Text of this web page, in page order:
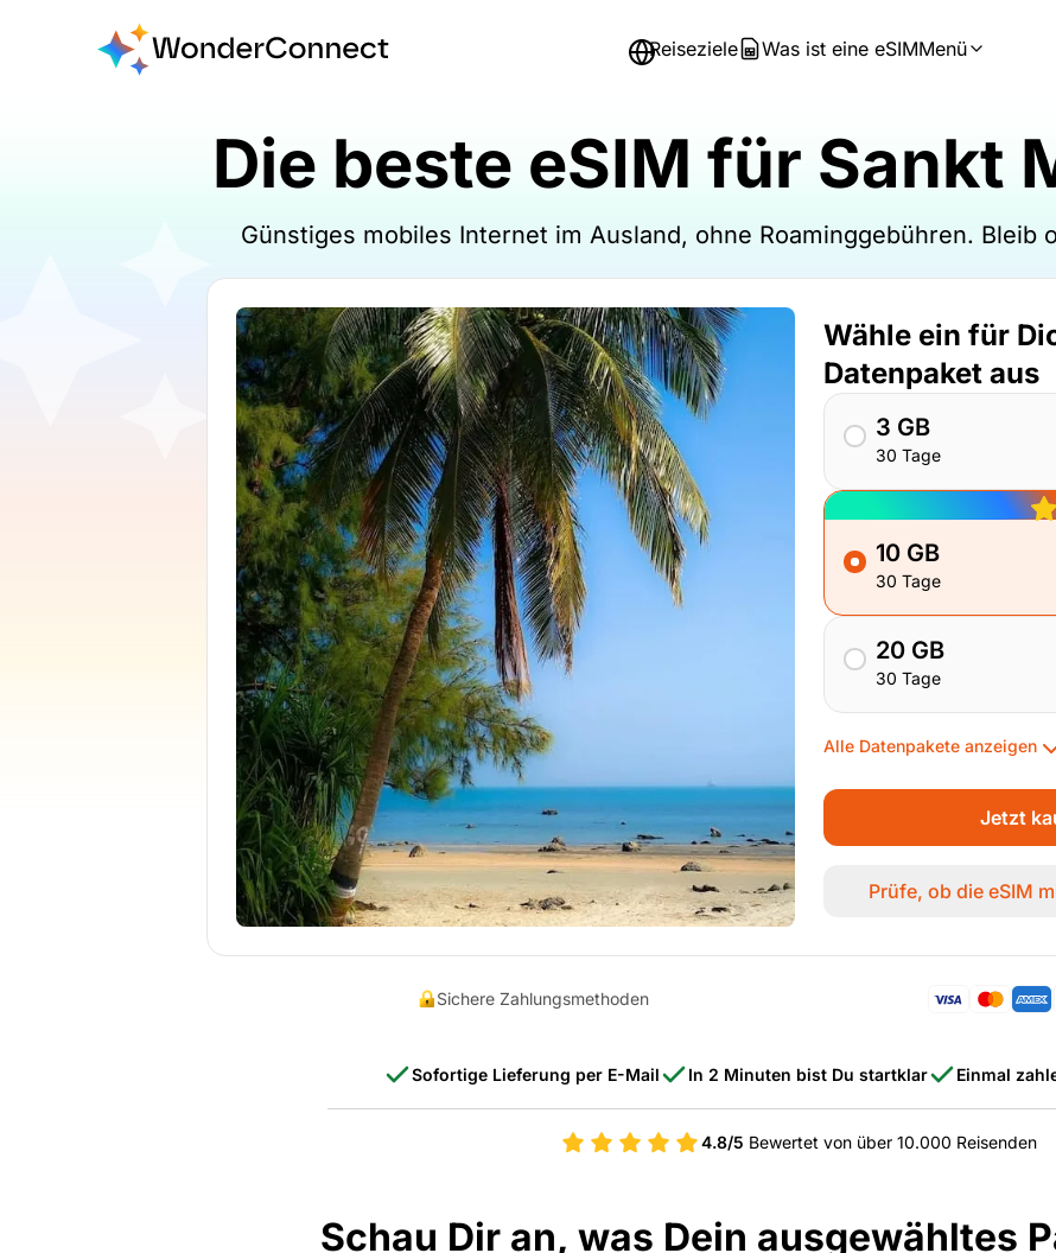
Reiseziele Was ist eine eSIMMenü
Die beste eSIM für
Günstiges mobiles Internet im Ausland, ohne Roaminggebühren. Bleib
Wähle ein für
Datenpaket aus
3 GB
30 Tage
10 GB
30 Tage
20 GB
30 Tage
Alle Datenpakete anzeigen
Jetzt
Prüfe, ob die eSIM
Sichere Zahlungsmethoden
Sofortige Lieferung per E-Mail In 2 Minuten bist Du startklar Einmal
4.8/5 Bewertet von über 10.000 Reisenden
Schau Dir an, was Dein ausgewähltes